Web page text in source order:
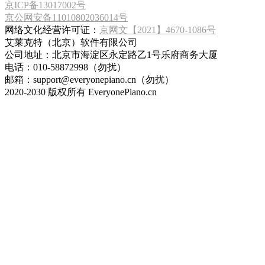
京ICP备13017002号
京公网安备11010802036014号
网络文化经营许可证： 京网文【2021】4670-1086号
艾莱克特（北京）软件有限公司
公司地址：北京市海淀区永定路乙1号乐府商务大厦
电话：010-58872998（勿扰）
邮箱：support@everyonepiano.cn（勿扰）
2020-2030 版权所有 EveryonePiano.cn